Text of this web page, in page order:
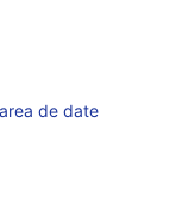
de date